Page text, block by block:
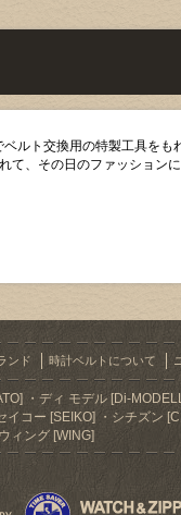
ルト交換用の特製工具をも
て、その日のファッション
ンド 時計ベルトについて
ディ モデル [Di-
イコー [SEIKO]
シチズン
ウィング [WING]